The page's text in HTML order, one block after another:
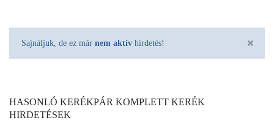
Sajnáljuk, de ez már nem aktív hirdetés!
HASONLÓ KERÉKPÁR KOMPLETT KERÉK
HIRDETÉSEK